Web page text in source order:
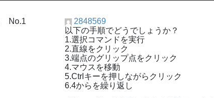
No.1
2848569
以下の手順でどうでしょうか？
1.選択コマンドを実行
2.直線をクリック
3.端点のグリップ点をクリック
4.マウスを移動
5.Ctrlキーを押しながらクリック
6.4からを繰り返し